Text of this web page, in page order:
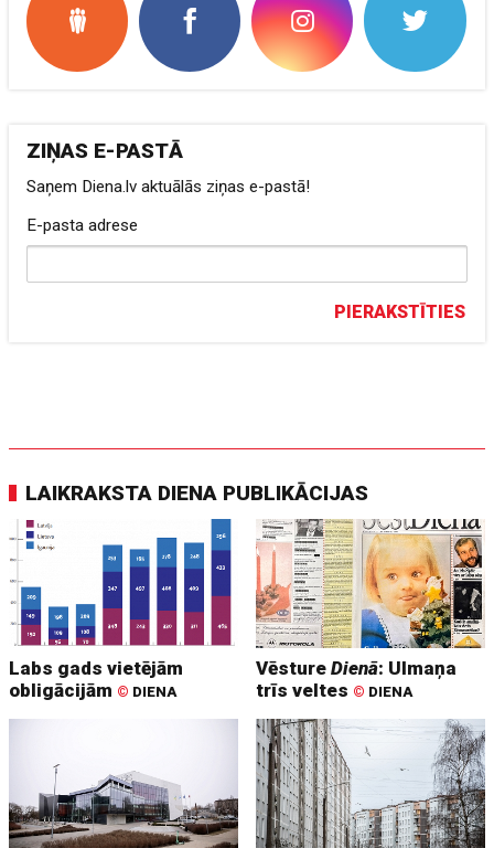
ZIŅAS E-PASTĀ
Saņem Diena.lv aktuālās ziņas e-pastā!
E-pasta adrese
PIERAKSTĪTIES
LAIKRAKSTA DIENA PUBLIKĀCIJAS
Labs gads vietējām
obligācijām © DIENA
VēstureDienā: Ulmaņa
trīs veltes © DIENA